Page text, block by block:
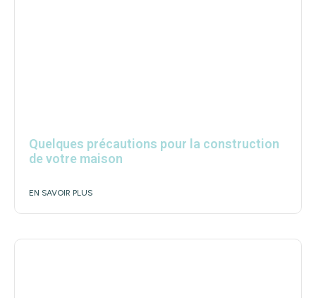
Quelques précautions pour la construction
de votre maison
EN SAVOIR PLUS